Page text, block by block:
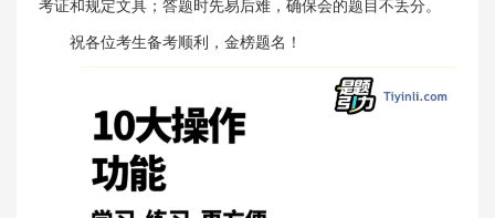
考证和规定文具；答题时先易后难，确保会的题目不丢分。
祝各位考生备考顺利，金榜题名！